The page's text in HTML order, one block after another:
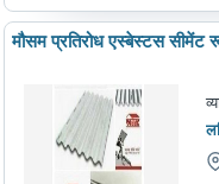
मौसम प्रतिरोध एस्बेस्टस सीमेंट